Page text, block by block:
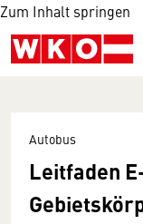
Zum Inhalt springen
Autobus
Leitfaden